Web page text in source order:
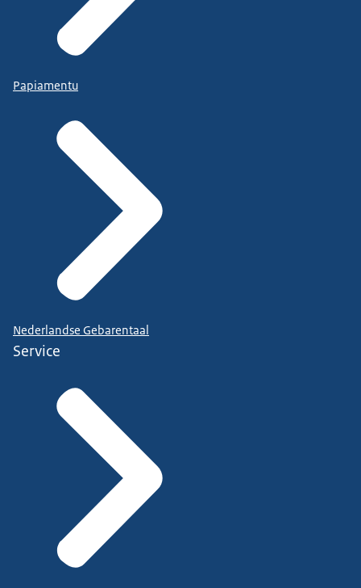
Papiamentu
Nederlandse Gebarentaal
Service